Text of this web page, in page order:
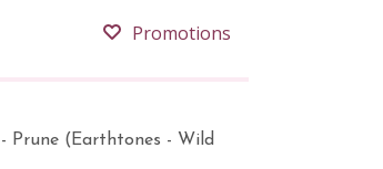
Promotions
Prune (Earthtones - Wild